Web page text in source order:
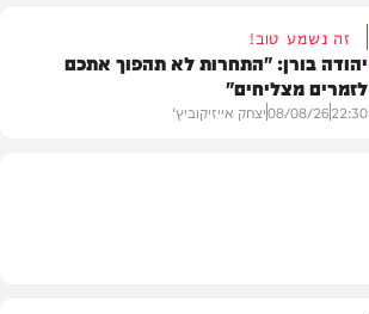
זה נשמע טוב!
יהודה בורן: "התחרות לא תהפוך אתכם
לזמרים מצליחים"
22:30
08/08/26יצחק אייזיקוביץ'